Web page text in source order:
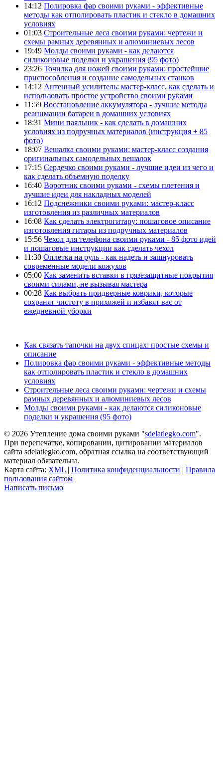
14:12 Полировка фар своими руками - эффективные
методы как отполировать пластик и стекло в домашних
условиях
01:03 Строительные леса своими руками: чертежи и
схемы рамных деревянных и алюминиевых лесов
19:49 Молды своими руками - как делаются
силиконовые поделки и украшения (95 фото)
23:26 Точилка для ножей своими руками: простейшие
приспособления и создание самодельных станков
14:12 Антенный усилитель: мастер-класс, как сделать и
использовать простое устройство своими руками
11:59 Восстановление аккумулятора - лучшие методы
реанимации батареи в домашних условиях
18:31 Мини паяльник - как сделать в домашних
условиях из подручных материалов (инструкция + 85
фото)
18:07 Вешалка своими руками: мастер-класс создания
оригинальных самодельных вешалок
17:15 Сердечко своими руками - лучшие идеи из чего и
как сделать объемную поделку
16:40 Воротник своими руками - схемы плетения и
лучшие идеи для накладных моделей
16:12 Подснежники своими руками: мастер-класс
изготовления из различных материалов
16:08 Как сделать электрогитару: пошаговое описание
изготовления гитары из подручных материалов
15:56 Чехол для телефона своими руками - 85 фото идей
и пошаговые инструкции как сделать чехол
11:30 Оплетка на руль - как надеть и зашнуровать
современные модели кожухов
05:00 Как заменить вставки в грязезащитные покрытия
своими силами, не вызывая мастера
00:28 Как выбрать придверные коврики, которые
сохранят чистоту в прихожей и избавят вас от
ежедневной уборки
Как связать тапочки на двух спицах: простые схемы и
описание
Полировка фар своими руками - эффективные методы
как отполировать пластик и стекло в домашних
условиях
Строительные леса своими руками: чертежи и схемы
рамных деревянных и алюминиевых лесов
Молды своими руками - как делаются силиконовые
поделки и украшения (95 фото)
© 2026 Утепление дома своими руками "sdelatlegko.com".
При перепечатке, копировании, цитировании материалов
сайта sdelatlegko.com, обратная ссылка на соответствующий
материал обязательна.
Карта сайта: XML | Политика конфиденциальности | Правила
пользования сайтом
Написать письмо